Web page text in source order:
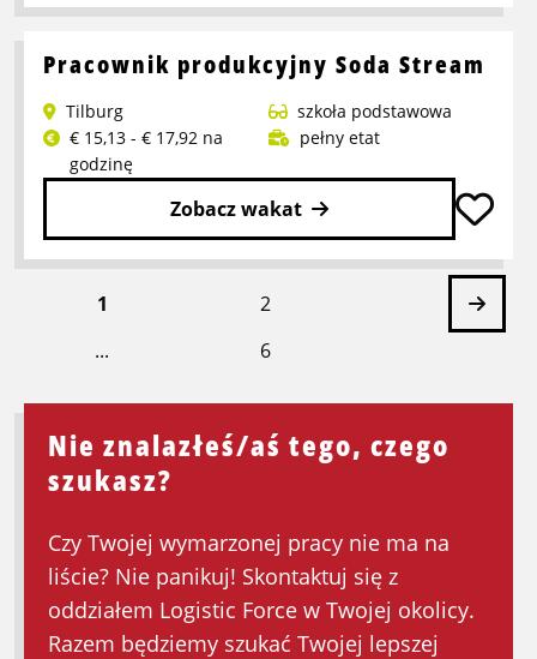
o
Refurbish
Pracownik produkcyjny Soda Stream
Tilburg
szkoła podstawowa
€ 15,13 - € 17,92 na
godzinę
pełny etat
Zobacz wakat
Przeczytaj
Soda
1
2
...
6
Nie znalazłeś/aś tego, czego
szukasz?
Czy Twojej wymarzonej pracy nie ma na
liście? Nie panikuj! Skontaktuj się z
oddziałem Logistic Force w Twojej okolicy.
Razem będziemy szukać Twojej lepszej